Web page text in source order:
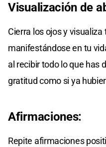
Visualización de
Cierra los ojos y
manifestándose en tu
al recibir todo lo que has
gratitud como si ya
Afirmaciones:
Repite afirmaciones